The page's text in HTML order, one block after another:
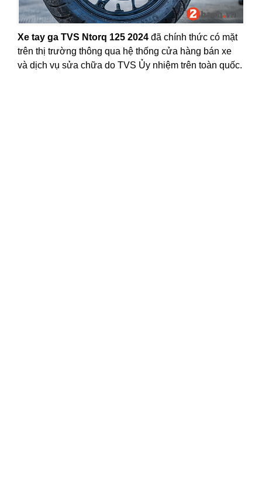
Xe tay ga TVS Ntorq 125 2024 đã chính thức có mặt
trên thị trường thông qua hệ thống cửa hàng bán xe
và dịch vụ sửa chữa do TVS Ủy nhiệm trên toàn quốc.